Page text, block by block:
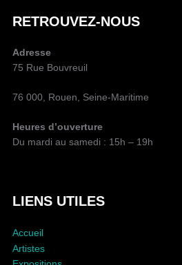
E
A
P
B
I
C
I
O
RETROUVEZ-NOUS
Adresse
75 Rue Bouvreuil
76 000, Rouen, Seine-Maritime
Heures d’ouverture
Du mardi au samedi : 15h – 19h
LIENS UTILES
Accueil
Artistes